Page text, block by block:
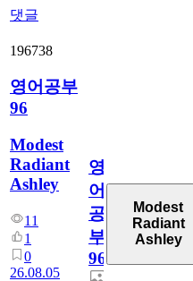
댓글
196738
영어공부
96
Modest
Radiant
Ashley
11
1
0
26.08.05
영
어
공
부
96
Modest
Radiant
Ashley